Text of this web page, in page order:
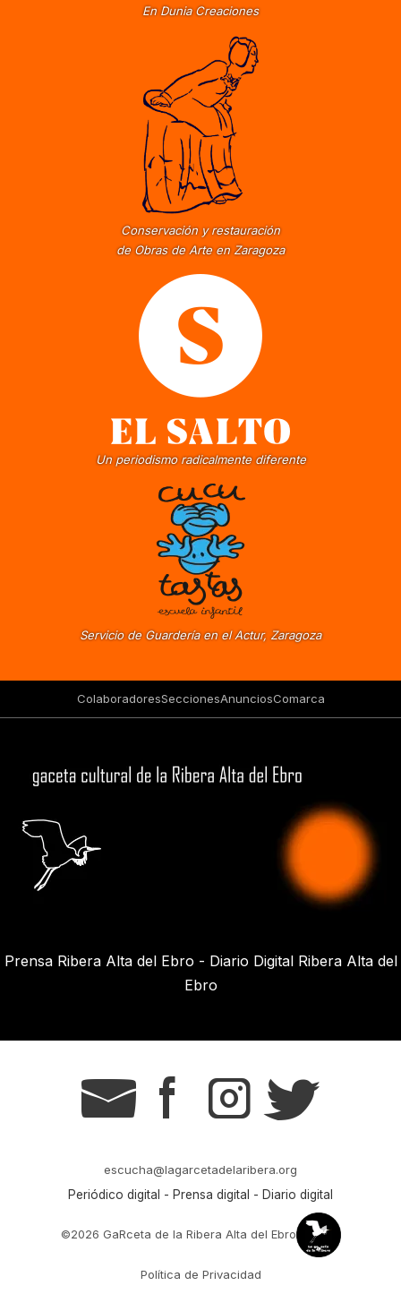
En Dunia Creaciones
Conservación y restauración
de Obras de Arte en Zaragoza
Un periodismo radicalmente diferente
Servicio de Guardería en el Actur, Zaragoza
ColaboradoresSeccionesAnunciosComarca
Prensa Ribera Alta del Ebro - Diario Digital Ribera Alta del
Ebro
g s t r
escucha@lagarcetadelaribera.org
Periódico digital - Prensa digital - Diario digital
©2026 GaRceta de la Ribera Alta del Ebro
Política de Privacidad